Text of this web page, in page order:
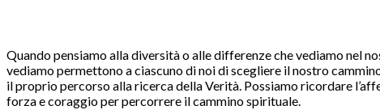
Quando pensiamo alla diversità o alle differenze che vediamo nel
vediamo permettono a ciascuno di noi di scegliere il nostro
il proprio percorso alla ricerca della Verità. Possiamo ricordare
forza e coraggio per percorrere il cammino spirituale.